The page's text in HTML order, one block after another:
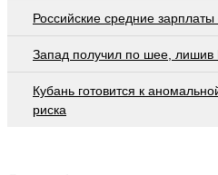
Российские средние
Запад получил по шее, лишив
Кубань готовится к
риска